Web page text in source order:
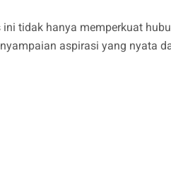
ini tidak hanya memperkuat
aspirasi yang nyata